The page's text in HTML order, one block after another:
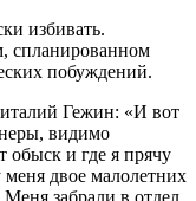
избивать.
спланированном
побуждений.
Гежин: «И вот
видимо
обыск и где я прячу
двое малолетних
Меня забрали в отдел